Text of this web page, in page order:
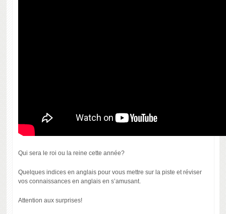
Qui sera le roi ou la reine cette année?
Quelques indices en anglais pour vous mettre sur la piste et réviser
vos connaissances en anglais en s’amusant.
Attention aux surprises!